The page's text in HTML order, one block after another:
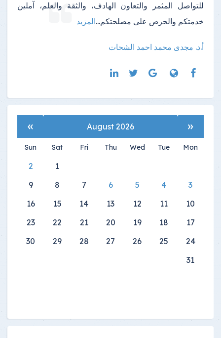
للتواصل المثمر والتعاون الهادف، والثقة والعلم، آملين
خدمتكم والحرص على مصلحتكم...المزيد
أ.د. مجدى محمد احمد الشحات
«
August 2026
»
Mon
Tue
Wed
Thu
Fri
Sat
Sun
1
2
3
4
5
6
7
8
9
10
11
12
13
14
15
16
17
18
19
20
21
22
23
24
25
26
27
28
29
30
31